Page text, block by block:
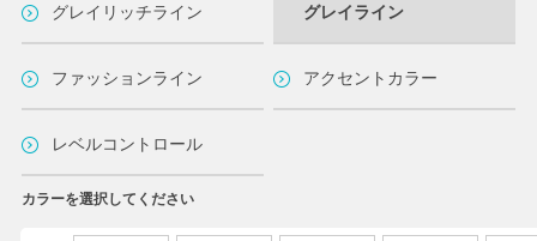
カラーを選択してください
グレイリッチライン グレイライン
ファッションライン アクセントカラー
レベルコントロール